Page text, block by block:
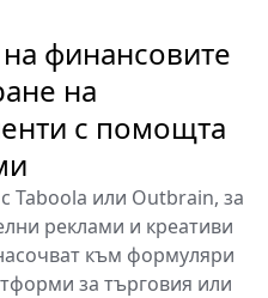
финансовите
на
с помощта
Taboola или Outbrain, за
реклами и креативи
към формуляри
за търговия или